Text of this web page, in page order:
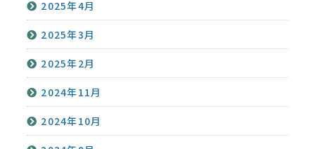
2025年4月
2025年3月
2025年2月
2024年11月
2024年10月